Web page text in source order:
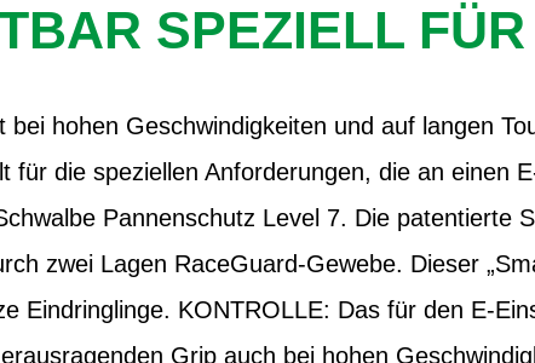
SPEZIELL
bei hohen Geschwindigkeiten und auf langen
für die speziellen Anforderungen, die an einen
Pannenschutz Level 7. Die patentierte
zwei Lagen RaceGuard-Gewebe. Dieser
Eindringlinge. KONTROLLE: Das für den E-
Grip auch bei hohen